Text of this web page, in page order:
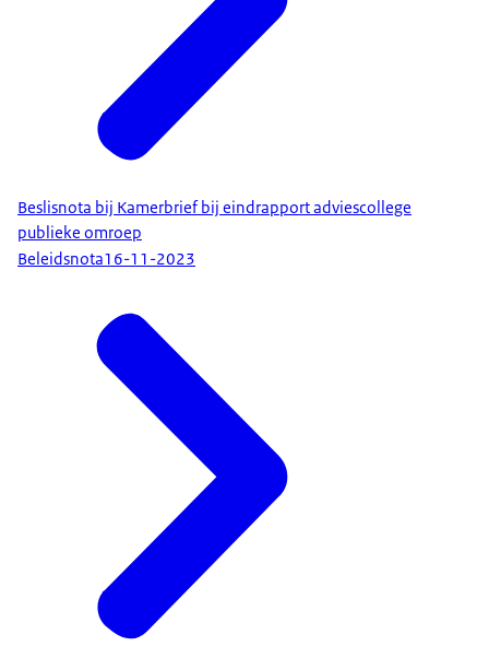
Beslisnota bij Kamerbrief bij eindrapport adviescollege
publieke omroep
Beleidsnota16-11-2023